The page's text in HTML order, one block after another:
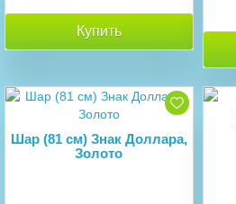
Купить
Шар (81 см) Знак Доллара,
Золото